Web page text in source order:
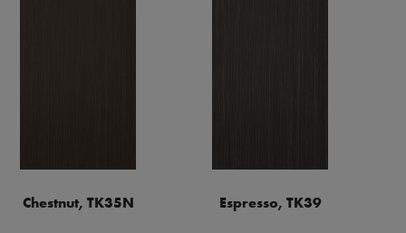
Chestnut, TK35N Espresso, TK39